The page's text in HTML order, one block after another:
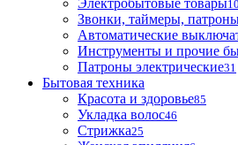
Электробытовые товары
Звонки, таймеры,
Автоматические
Инструменты и прочие
Патроны электрические31
Бытовая техника
Красота и здоровье85
Укладка волос46
Стрижка25